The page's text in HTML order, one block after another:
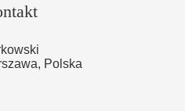
Polska